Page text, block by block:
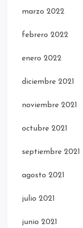
marzo 2022
febrero 2022
enero 2022
diciembre 2021
noviembre 2021
octubre 2021
septiembre 2021
agosto 2021
julio 2021
junio 2021